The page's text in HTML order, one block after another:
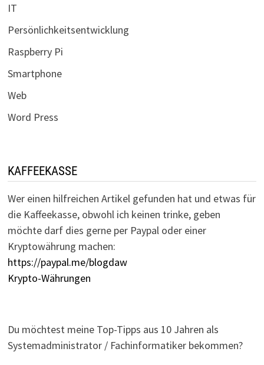
IT
Persönlichkeitsentwicklung
Raspberry Pi
Smartphone
Web
Word Press
KAFFEEKASSE
Wer einen hilfreichen Artikel gefunden hat und etwas für
die Kaffeekasse, obwohl ich keinen trinke, geben
möchte darf dies gerne per Paypal oder einer
Kryptowährung machen:
https://paypal.me/blogdaw
Krypto-Währungen
Du möchtest meine Top-Tipps aus 10 Jahren als
Systemadministrator / Fachinformatiker bekommen?